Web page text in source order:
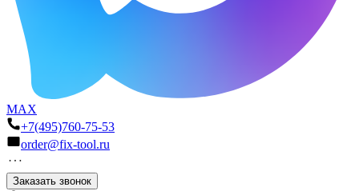
MAX
+7(495)760-75-53
order@fix-tool.ru
Заказать звонок